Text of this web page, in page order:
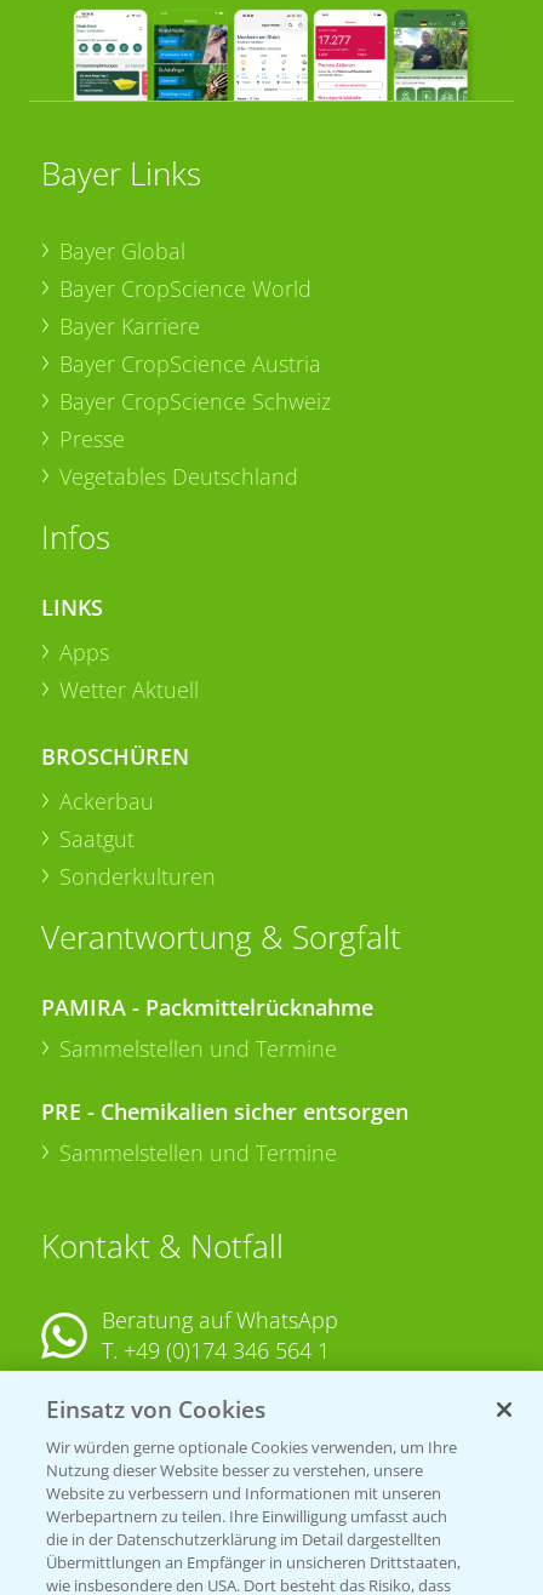
Bayer Links
Bayer Global
Bayer CropScience World
Bayer Karriere
Bayer CropScience Austria
Bayer CropScience Schweiz
Presse
Vegetables Deutschland
Infos
LINKS
Apps
Wetter Aktuell
BROSCHÜREN
Ackerbau
Saatgut
Sonderkulturen
Verantwortung & Sorgfalt
PAMIRA - Packmittelrücknahme
Sammelstellen und Termine
PRE - Chemikalien sicher entsorgen
Sammelstellen und Termine
Kontakt & Notfall
Beratung auf WhatsApp
T. +49 (0)174 346 564 1
KONTAKT
Hilfe in Notfällen
T.+49 (0)214/30-20220
Einsatz von Cookies
Wir würden gerne optionale Cookies verwenden, um Ihre
Nutzung dieser Website besser zu verstehen, unsere
Website zu verbessern und Informationen mit unseren
Werbepartnern zu teilen. Ihre Einwilligung umfasst auch
die in der Datenschutzerklärung im Detail dargestellten
Übermittlungen an Empfänger in unsicheren Drittstaaten,
wie insbesondere den USA. Dort besteht das Risiko, dass